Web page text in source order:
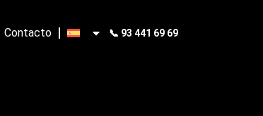
Contacto 📞 93 441 69 69